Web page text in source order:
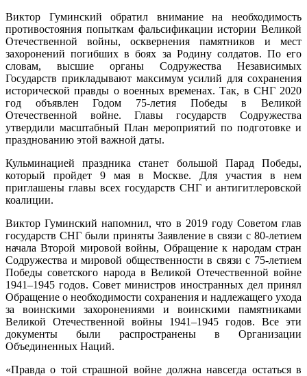
Виктор Гуминский обратил внимание на необходимость
противостояния попыткам фальсификации истории Великой
Отечественной войны, осквернения памятников и мест
захоронений погибших в боях за Родину солдатов. По его
словам, высшие органы Содружества Независимых
Государств прикладывают максимум усилий для сохранения
исторической правды о военных временах. Так, в СНГ 2020
год объявлен Годом 75-летия Победы в Великой
Отечественной войне. Главы государств Содружества
утвердили масштабный План мероприятий по подготовке и
празднованию этой важной даты.
Кульминацией праздника станет большой Парад Победы,
который пройдет 9 мая в Москве. Для участия в нем
приглашены главы всех государств СНГ и антигитлеровской
коалиции.
Виктор Гуминский напомнил, что в 2019 году Советом глав
государств СНГ были приняты Заявление в связи с 80-летием
начала Второй мировой войны, Обращение к народам стран
Содружества и мировой общественности в связи с 75-летием
Победы советского народа в Великой Отечественной войне
1941–1945 годов. Совет министров иностранных дел принял
Обращение о необходимости сохранения и надлежащего ухода
за воинскими захоронениями и воинскими памятниками
Великой Отечественной войны 1941–1945 годов. Все эти
документы были распространены в Организации
Объединенных Наций.
«Правда о той страшной войне должна навсегда остаться в